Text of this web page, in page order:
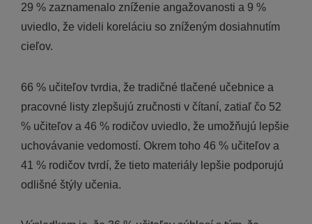
29 % zaznamenalo zníženie angažovanosti a 9 %
uviedlo, že videli koreláciu so zníženým dosiahnutím
cieľov.
66 % učiteľov tvrdia, že tradičné tlačené učebnice a
pracovné listy zlepšujú zručnosti v čítaní, zatiaľ čo 52
% učiteľov a 46 % rodičov uviedlo, že umožňujú lepšie
uchovávanie vedomostí. Okrem toho 46 % učiteľov a
41 % rodičov tvrdí, že tieto materiály lepšie podporujú
odlišné štýly učenia.